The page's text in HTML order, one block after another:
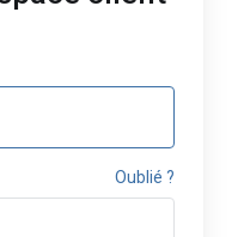
Oublié ?